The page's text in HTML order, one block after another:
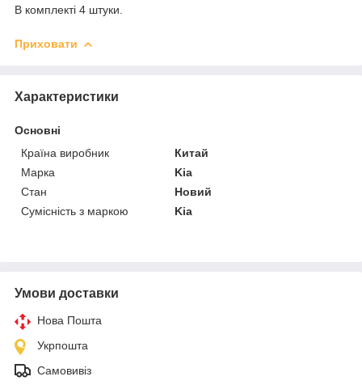
В комплекті 4 штуки.
Приховати
Характеристики
Основні
Країна виробник
Китай
Марка
Kia
Стан
Новий
Сумісність з маркою
Kia
Умови доставки
Нова Пошта
Укрпошта
Самовивіз